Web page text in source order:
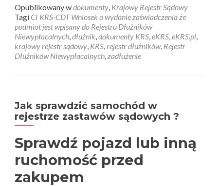
Opublikowany wdokumenty, Krajowy Rejestr Sądowy
Tagi CI KRS-CDT Wniosek o wydanie zaświadczenia że
podmiot jest wpisany do Rejestru Dłużników
Niewypłacalnych,dłużnik,dokumenty KRS,eKRS,eKRS.pl,
krajowy rejestr sądowy, KRS,rejestr dłużników, Rejestr
Dłużników Niewypłacalnych,zadłużenie
Jak sprawdzić samochód w
rejestrze zastawów sądowych ?
Sprawdź pojazd lub inną
ruchomość przed
zakupem